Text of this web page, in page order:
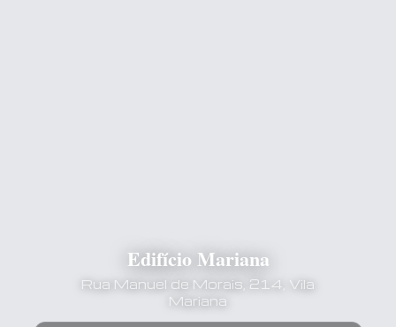
Edifício Mariana
Rua Manuel de Morais, 214, Vila
Mariana